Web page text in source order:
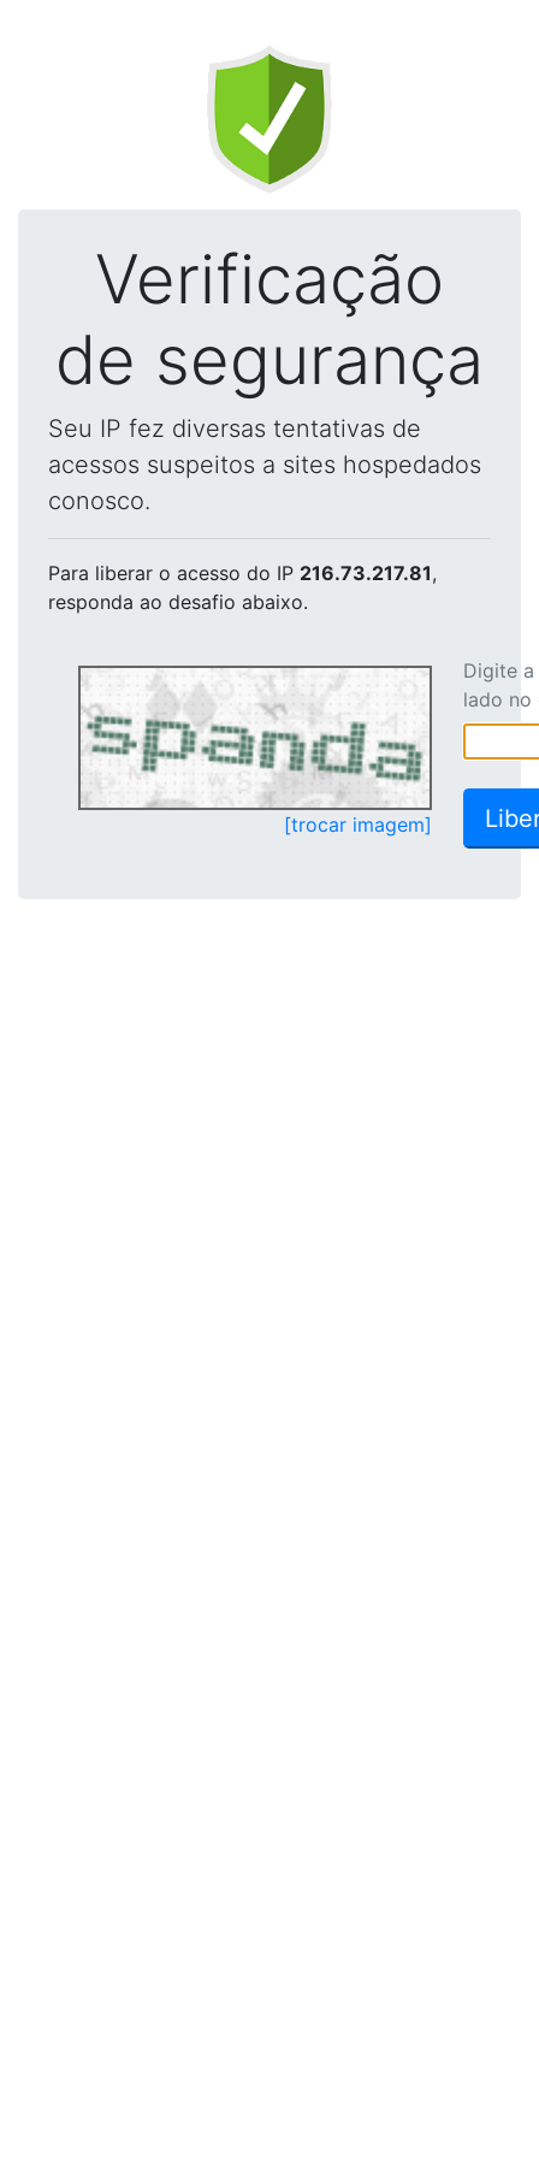
Verificação
de segurança
Seu IP fez diversas tentativas de
acessos suspeitos a sites hospedados
conosco.
Para liberar o acesso do IP 216.73.217.81,
responda ao desafio abaixo.
[trocar imagem]
Digite
lado no